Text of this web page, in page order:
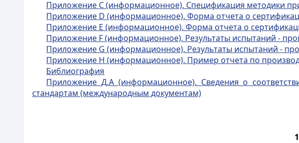
Приложение С (информационное). Спецификация методики
Приложение D (информационное). Форма отчета о
Приложение Е (информационное). Форма отчета о
Приложение F (информационное). Результаты испытаний -
Приложение G (информационное). Результаты испытаний -
Приложение H (информационное). Пример отчета по
Библиография
Приложение Д.А (информационное). Сведения о
стандартам (международным документам)